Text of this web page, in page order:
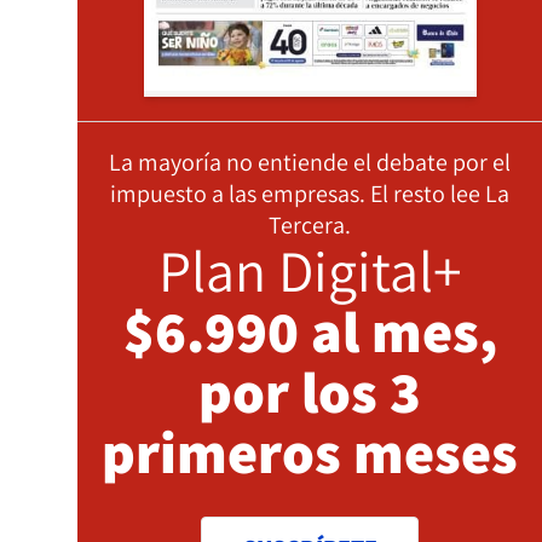
La mayoría no entiende el debate por el
impuesto a las empresas. El resto lee La
Tercera.
Plan Digital+
$6.990 al mes,
por los 3
primeros meses